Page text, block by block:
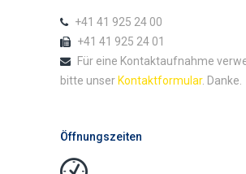
+41 41 925 24 00
+41 41 925 24 01
Für eine Kontaktaufnahme
bitte unser Kontaktformular. Danke.
Öffnungszeiten